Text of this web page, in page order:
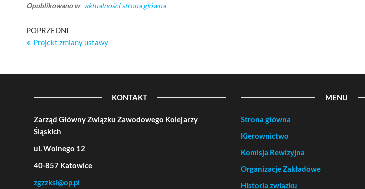
Opublikowano w aktualności strona główna
Nawigacja
wpisu
Poprzedni
wpis
POPRZEDNI
Projekt zmiany ustawy
KONTAKT
Zarząd Główny Związku Zawodowego Kolejarzy
Śląskich
ul. Wolnego 12
40-857 Katowice
zgzzksl@op.pl
MENU
Strona główna
Kierownictwo
Komisja Rewizyjna
Organizacje Zakładowe
Historia związku